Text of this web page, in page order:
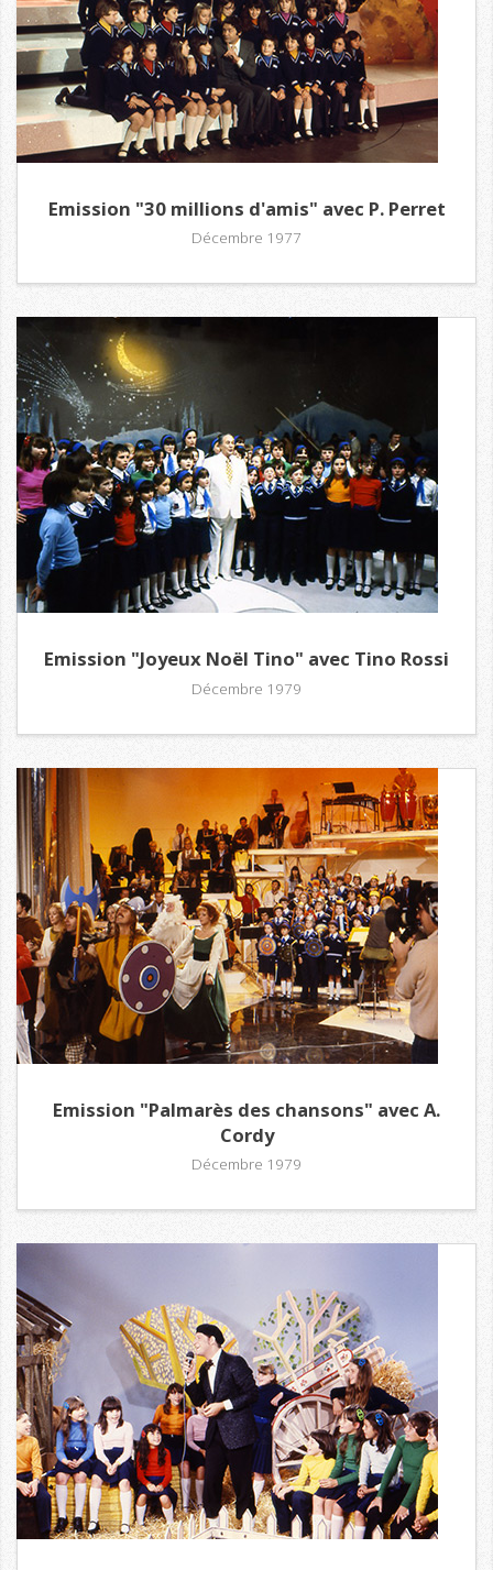
Emission "30 millions d'amis" avec P. Perret
Décembre 1977
Emission "Joyeux Noël Tino" avec Tino Rossi
Décembre 1979
Emission "Palmarès des chansons" avec A.
Cordy
Décembre 1979